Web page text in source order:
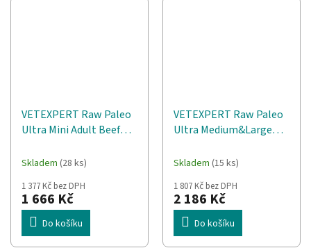
VETEXPERT Raw Paleo
Ultra Mini Adult Beef
pro psy - 8 kg
Skladem (28 ks)
1 377 Kč bez DPH
1 666 Kč
Do košíku
VETEXPERT Raw Paleo
Ultra Medium&Large
krmivo pro psy - 10 kg
Skladem (15 ks)
1 807 Kč bez DPH
2 186 Kč
Do košíku